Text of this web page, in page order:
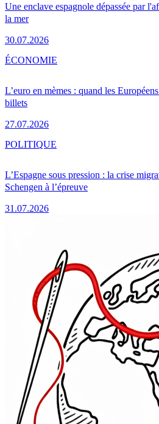
Une enclave espagnole dépassée par
la mer
30.07.2026
L’euro en mèmes : quand les
billets
27.07.2026
ÉCONOMIE
L’Espagne sous pression : la crise
Schengen à l’épreuve
31.07.2026
POLITIQUE